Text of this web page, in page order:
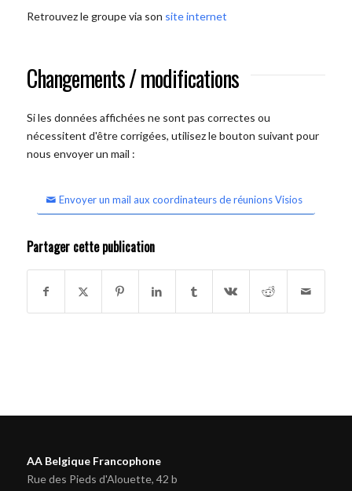
Retrouvez le groupe via son site internet
Changements / modifications
Si les données affichées ne sont pas correctes ou
nécessitent d'être corrigées, utilisez le bouton suivant pour
nous envoyer un mail :
Envoyer un mail aux coordinateurs de réunions Visios
Partager cette publication
AA Belgique Francophone
Rue des Pieds d'Alouette, 42 b